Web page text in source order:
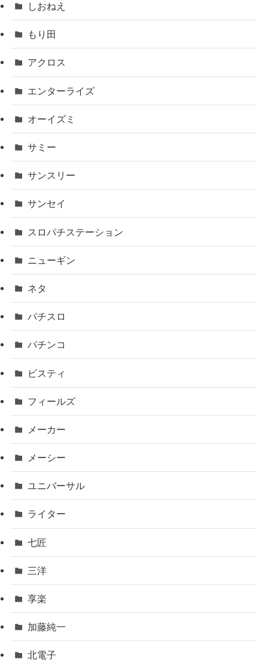
しおねえ
もり田
アクロス
エンターライズ
オーイズミ
サミー
サンスリー
サンセイ
スロパチステーション
ニューギン
ネタ
パチスロ
パチンコ
ビスティ
フィールズ
メーカー
メーシー
ユニバーサル
ライター
七匠
三洋
享楽
加藤純一
北電子